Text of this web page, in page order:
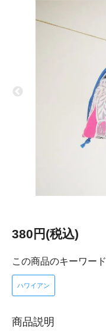
380円(税込)
この商品のキーワード
ハワイアン
商品説明